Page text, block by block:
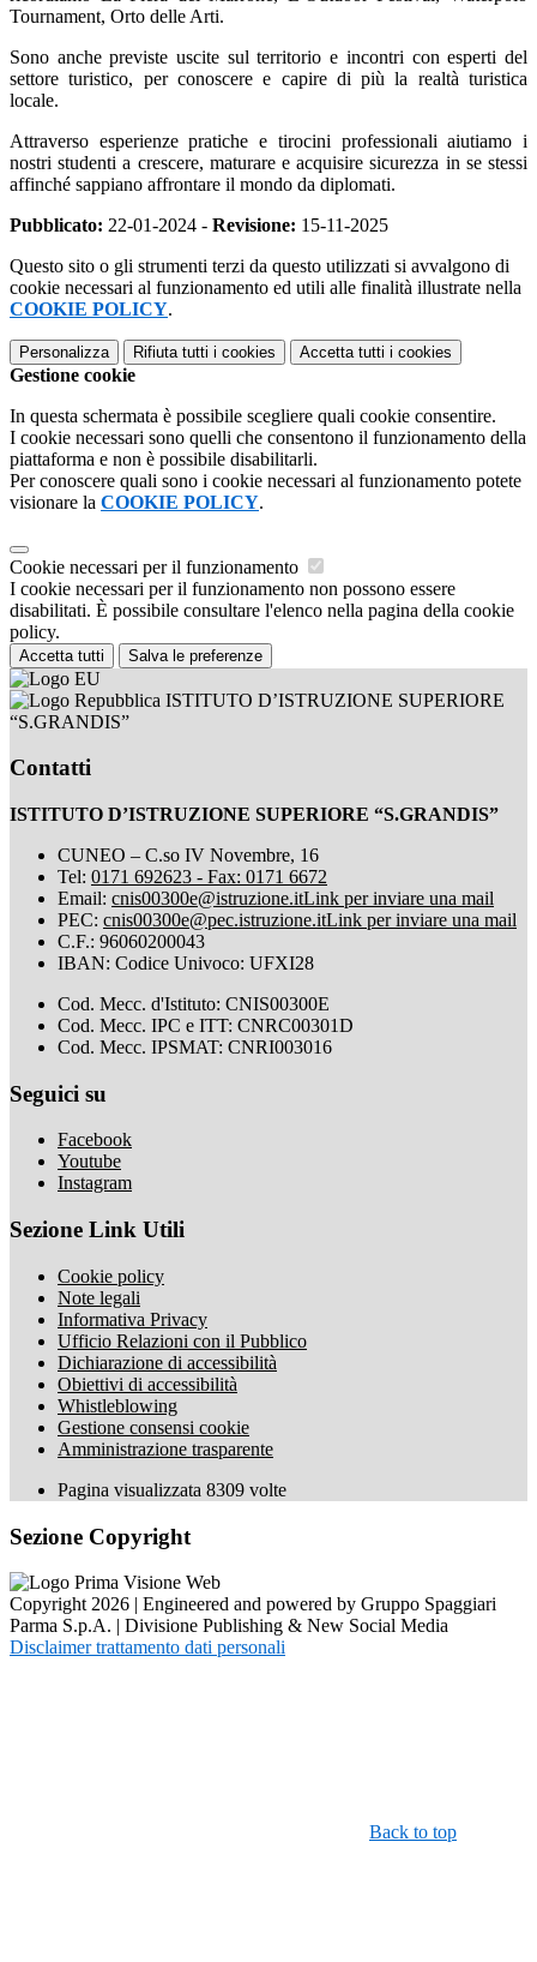
Tournament, Orto delle Arti.
Sono anche previste uscite sul territorio e incontri con esperti del
settore turistico, per conoscere e capire di più la realtà turistica
locale.
Attraverso esperienze pratiche e tirocini professionali aiutiamo i
nostri studenti a crescere, maturare e acquisire sicurezza in se stessi
affinché sappiano affrontare il mondo da diplomati.
Pubblicato: 22-01-2024 - Revisione: 15-11-2025
Questo sito o gli strumenti terzi da questo utilizzati si avvalgono di
cookie necessari al funzionamento ed utili alle finalità illustrate nella
COOKIE POLICY.
Personalizza Rifiuta tutti i cookies Accetta tutti i cookies
Gestione cookie
In questa schermata è possibile scegliere quali cookie consentire.
I cookie necessari sono quelli che consentono il funzionamento della
piattaforma e non è possibile disabilitarli.
Per conoscere quali sono i cookie necessari al funzionamento potete
visionare la COOKIE POLICY.
Cookie necessari per il funzionamento
I cookie necessari per il funzionamento non possono essere
disabilitati. È possibile consultare l'elenco nella pagina della cookie
policy.
Accetta tutti Salva le preferenze
ISTITUTO D’ISTRUZIONE SUPERIORE
“S.GRANDIS”
Contatti
ISTITUTO D’ISTRUZIONE SUPERIORE “S.GRANDIS”
CUNEO – C.so IV Novembre, 16
Tel: 0171 692623 - Fax: 0171 6672
Email: cnis00300e@istruzione.itLink per inviare una mail
PEC: cnis00300e@pec.istruzione.itLink per inviare una mail
C.F.: 96060200043
IBAN: Codice Univoco: UFXI28
Cod. Mecc. d'Istituto: CNIS00300E
Cod. Mecc. IPC e ITT: CNRC00301D
Cod. Mecc. IPSMAT: CNRI003016
Seguici su
Facebook
Youtube
Instagram
Sezione Link Utili
Cookie policy
Note legali
Informativa Privacy
Ufficio Relazioni con il Pubblico
Dichiarazione di accessibilità
Obiettivi di accessibilità
Whistleblowing
Gestione consensi cookie
Amministrazione trasparente
Pagina visualizzata 8309 volte
Sezione Copyright
Copyright 2026 | Engineered and powered by Gruppo Spaggiari
Parma S.p.A. | Divisione Publishing & New Social Media
Disclaimer trattamento dati personali
Back to top